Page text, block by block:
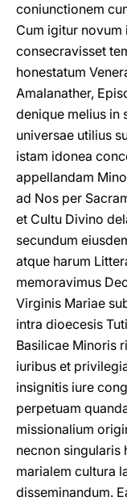
coniunctionem
Cum igitur
consecravisset
honestatum
Amalanather,
denique melius in
universae utilius
istam idonea
appellandam
ad Nos per
et Cultu Divino
secundum
atque harum
memoravimus
Virginis Mariae
intra dioecesis
Basilicae Minoris
iuribus et
insignitis iure
perpetuam
missionalium
necnon singularis
marialem cultura
disseminandum.